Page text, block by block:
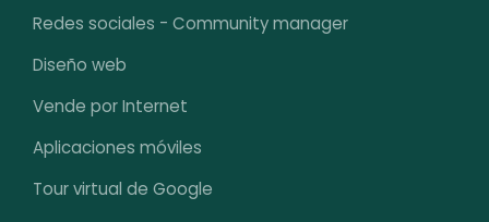
Redes sociales - Community manager
Diseño web
Vende por Internet
Aplicaciones móviles
Tour virtual de Google